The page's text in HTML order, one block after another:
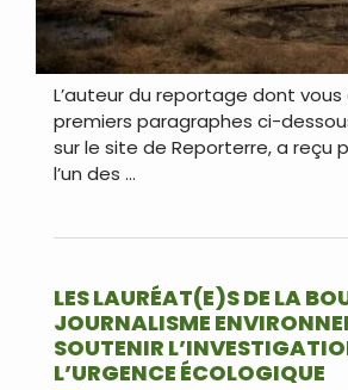
L’auteur du reportage dont vous
premiers paragraphes ci-
sur le site de Reporterre, a reçu
l’un des …
LES LAURÉAT(E)S DE LA
JOURNALISME
SOUTENIR
L’URGENCE ÉCOLOGIQUE